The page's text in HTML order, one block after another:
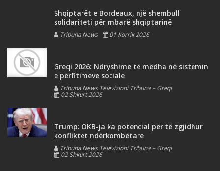
Shqiptarët e Bordeaux, një shembull
solidariteti për mbarë shqiptarinë
Tribuna News 01 Korrik 2026
Greqi 2026: Ndryshime të mëdha në sistemin
e përfitimeve sociale
Tribuna News Televizioni Tribuna – Greqi
02 Shkurt 2026
Trump: OKB-ja ka potencial për të zgjidhur
konfliktet ndërkombëtare
Tribuna News Televizioni Tribuna – Greqi
02 Shkurt 2026